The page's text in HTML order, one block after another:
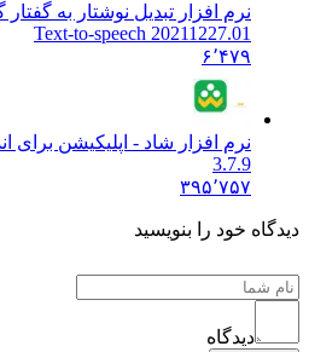
نرم افزار تبدیل نوشتار به
Text-to-speech 20211227.01
۶٬۴۷۹
نرم افزار شاد - اپلیکیشن برای
3.7.9
۳۹۵٬۷۵۷
دیدگاه خود را بنویسید
دیدگاه